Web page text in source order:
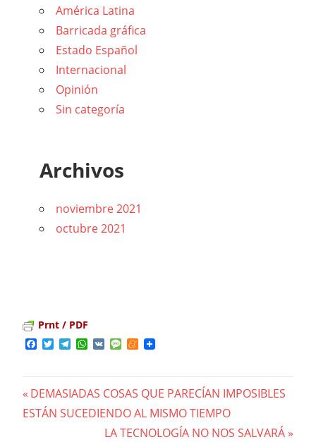
América Latina
Barricada gráfica
Estado Español
Internacional
Opinión
Sin categoría
Archivos
noviembre 2021
octubre 2021
Prnt / PDF
Facebook
TwitterTelegram
WhatsApp
VK MessageMeneame
Navegación
Previous
Post:
DEMASIADAS COSAS QUE PARECÍAN IMPOSIBLES
ESTÁN SUCEDIENDO AL MISMO TIEMPO
Next
LA TECNOLOGÍA NO NOS SALVARÁ